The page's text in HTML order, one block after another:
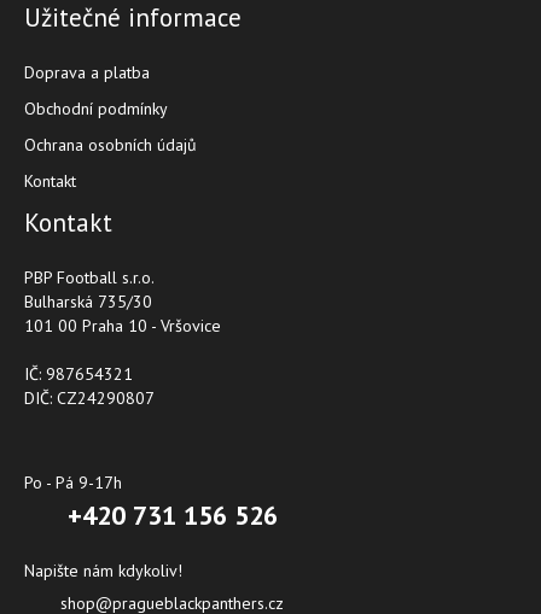
Užitečné informace
Doprava a platba
Obchodní podmínky
Ochrana osobních údajů
Kontakt
Kontakt
PBP Football s.r.o.
Bulharská 735/30
101 00 Praha 10 - Vršovice
IČ: 987654321
DIČ: CZ24290807
Po - Pá 9-17h
+420 731 156 526
Napište nám kdykoliv!
shop@pragueblackpanthers.cz